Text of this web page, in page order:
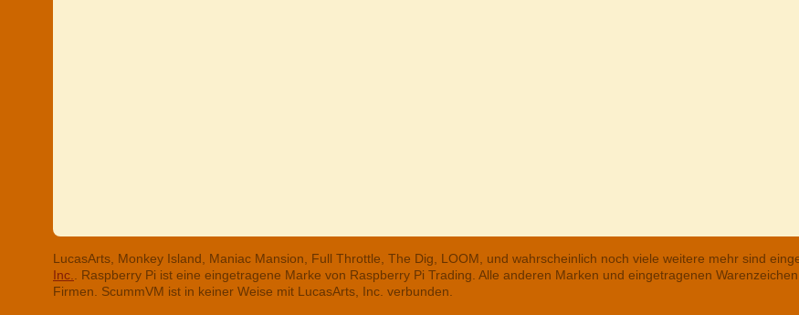
LucasArts, Monkey Island, Maniac Mansion, Full Throttle, The Dig, LOOM, und wahrscheinlich noch viele weitere mehr sind
Inc.
. Raspberry Pi ist eine eingetragene Marke von Raspberry Pi Trading. Alle anderen Marken und eingetragenen
Firmen. ScummVM ist in keiner Weise mit LucasArts, Inc. verbunden.